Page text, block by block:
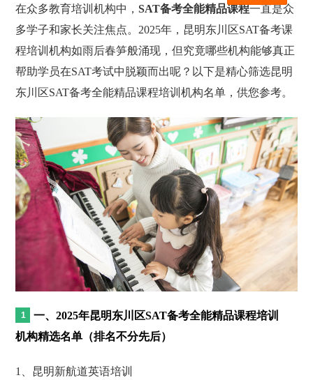
在众多教育培训机构中，SAT备考全能精品课程一直是众
多学子和家长关注焦点。2025年，昆明东川区SAT备考课
程培训机构如雨后春笋般涌现，但究竟哪些机构能够真正
帮助学员在SAT考试中脱颖而出呢？以下是精心筛选昆明
东川区SAT备考全能精品课程培训机构名单，供您参考。
一、2025年昆明东川区SAT备考全能精品课程培训
机构精选名单（排名不分先后）
1、昆明新航道英语培训